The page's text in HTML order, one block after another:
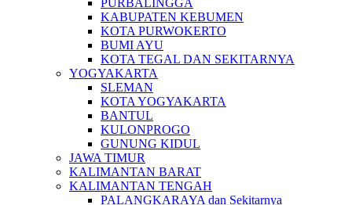
PURBALINGGA
KABUPATEN KEBUMEN
KOTA PURWOKERTO
BUMI AYU
KOTA TEGAL DAN SEKITARNYA
YOGYAKARTA
SLEMAN
KOTA YOGYAKARTA
BANTUL
KULONPROGO
GUNUNG KIDUL
JAWA TIMUR
KALIMANTAN BARAT
KALIMANTAN TENGAH
PALANGKARAYA dan Sekitarnya